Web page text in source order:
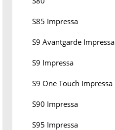
S85 Impressa
S9 Avantgarde Impressa
S9 Impressa
S9 One Touch Impressa
S90 Impressa
S95 Impressa